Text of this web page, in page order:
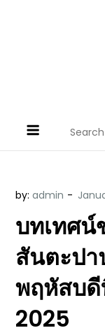
ประท
for:
by:admin
บทเทศน์
สันตะปา
พฤหัสบ
2025